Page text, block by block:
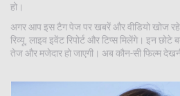
हो।
अगर आप इस टैग पेज पर खबरें और वीडियो खोज रहे
रिव्यू, लाइव इवेंट रिपोर्ट और टिप्स मिलेंगे। इन छोटे
तेज और मजेदार हो जाएगी। अब कौन-सी फिल्म